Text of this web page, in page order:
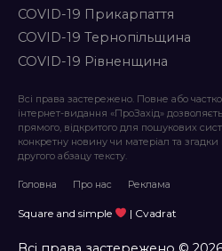
COVID-19 Прикарпаття
COVID-19 Тернопільщина
COVID-19 Рівненщина
Всі права застережено. Повне або
інтернет-видання «ПроЗахід»
прямого, відкритого для пошукових
конкретну новину чи матеріал та
другого абзацу тексту.
Головна Про нас Реклама
Square and simple | Cvadrat